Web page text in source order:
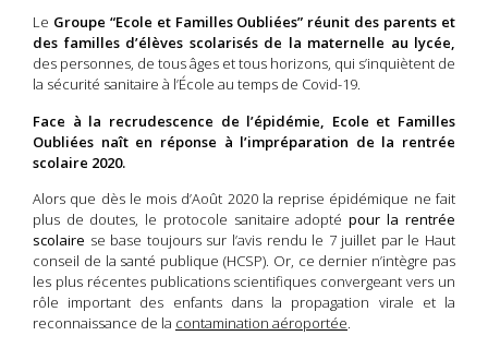
Le Groupe “Ecole et Familles Oubliées” réunit des parents et
des familles d’élèves scolarisés de la maternelle au lycée,
des personnes, de tous âges et tous horizons, qui s’inquiètent de
la sécurité sanitaire à l’École au temps de Covid-19.
Face à la recrudescence de l’épidémie, Ecole et Familles
Oubliées naît en réponse à l’impréparation de la rentrée
scolaire 2020.
Alors que dès le mois d’Août 2020 la reprise épidémique ne fait
plus de doutes, le protocole sanitaire adopté pour la rentrée
scolaire se base toujours sur l’avis rendu le 7 juillet par le Haut
conseil de la santé publique (HCSP). Or, ce dernier n’intègre pas
les plus récentes publications scientifiques convergeant vers un
rôle important des enfants dans la propagation virale et la
reconnaissance de la contamination aéroportée.